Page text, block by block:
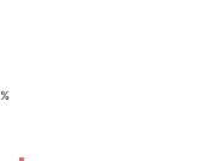
%